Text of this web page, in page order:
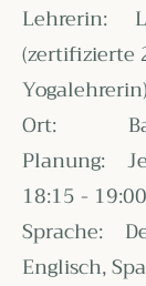
Lehrerin:
(zertifizierte
Yogalehrerin)
Ort:
Planung:
18:15 - 19:00
Sprache:
Englisch,